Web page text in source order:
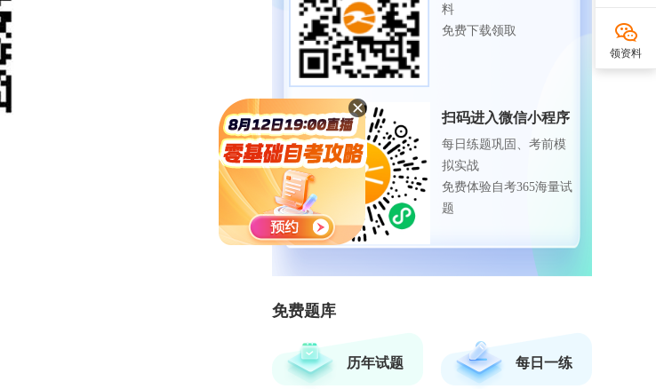
料
免费下载领取
扫码进入微信小程序
每日练题巩固、考前模
拟实战
免费体验自考365海量试
题
免费题库
历年试题 每日一练
领资料